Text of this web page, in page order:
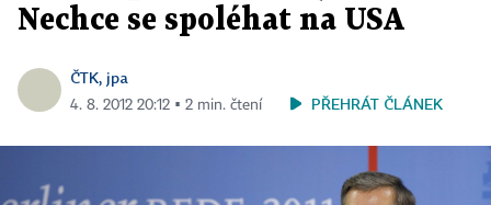
Nechce se spoléhat na USA
ČTK, jpa
4. 8. 2012 20:12 ▪ 2 min. čtení PŘEHRÁT ČLÁNEK